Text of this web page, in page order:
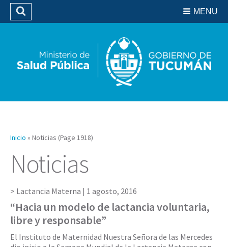
Biblioteca
MENU
Buscar
Inicio » Noticias (Page 1918)
Noticias
Lactancia Materna | 1 agosto, 2016
“Hacia un modelo de lactancia voluntaria,
libre y responsable”
El Instituto de Maternidad Nuestra Señora de las Mercedes